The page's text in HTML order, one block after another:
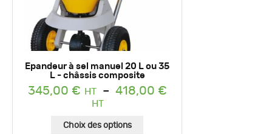
Epandeur à sel manuel 20 L ou 35
L - châssis composite
345,00 € – 418,00 €
Plage
prix :
Choix des options